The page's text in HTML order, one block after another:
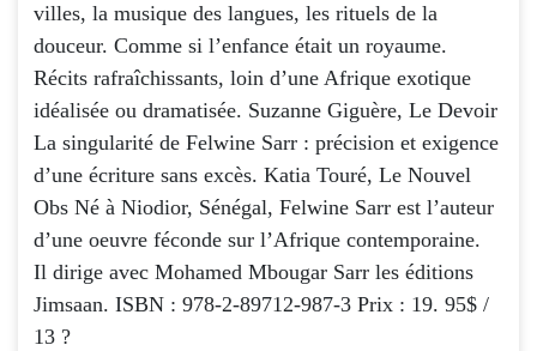
villes, la musique des langues, les rituels de la
douceur. Comme si l’enfance était un royaume.
Récits rafraîchissants, loin d’une Afrique exotique
idéalisée ou dramatisée. Suzanne Giguère, Le Devoir
La singularité de Felwine Sarr : précision et exigence
d’une écriture sans excès. Katia Touré, Le Nouvel
Obs Né à Niodior, Sénégal, Felwine Sarr est l’auteur
d’une oeuvre féconde sur l’Afrique contemporaine.
Il dirige avec Mohamed Mbougar Sarr les éditions
Jimsaan. ISBN : 978-2-89712-987-3 Prix : 19. 95$ /
13 ?